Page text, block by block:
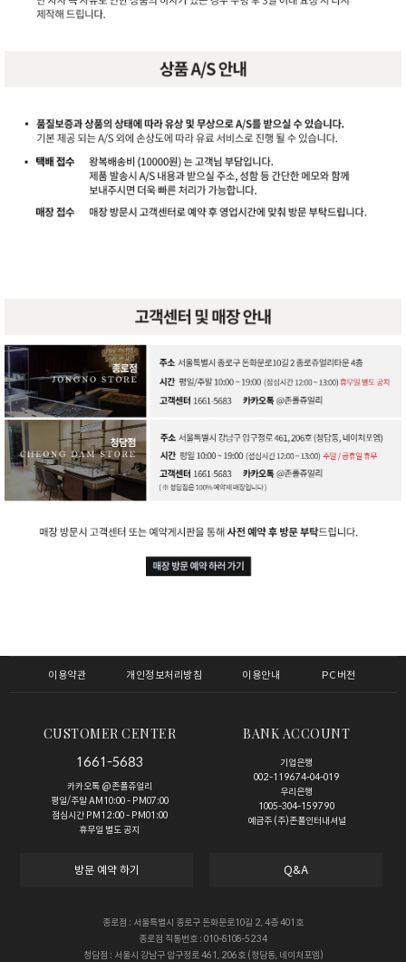
이용약관 개인정보처리방침 이용안내 PC버전
CUSTOMER CENTER
1661-5683
카카오톡 @존폴쥬얼리
평일/주말 AM10:00 - PM07:00
점심시간 PM12:00 - PM01:00
휴무일 별도 공지
BANK ACCOUNT
기업은행
002-119674-04-019
우리은행
1005-304-159790
예금주 (주)존폴인터내셔널
방문 예약 하기 Q&A
종로점 : 서울특별시 종로구 돈화문로10길 2, 4층 401호
종로점 직통번호 : 010-8108-5234
청담점 : 서울시 강남구 압구정로 461, 206호 (청담동, 네이처포엠)